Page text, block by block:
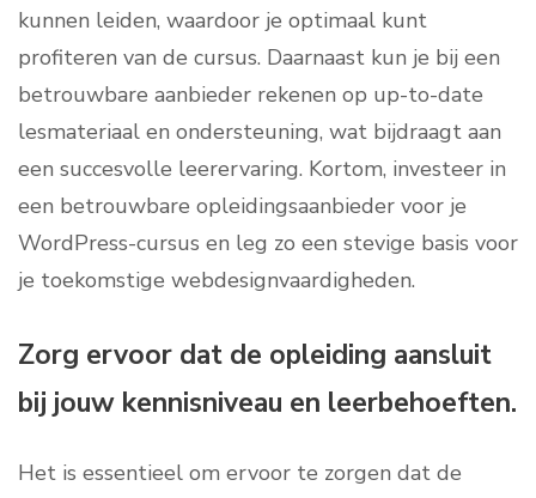
kunnen leiden, waardoor je optimaal kunt
profiteren van de cursus. Daarnaast kun je bij een
betrouwbare aanbieder rekenen op up-to-date
lesmateriaal en ondersteuning, wat bijdraagt aan
een succesvolle leerervaring. Kortom, investeer in
een betrouwbare opleidingsaanbieder voor je
WordPress-cursus en leg zo een stevige basis voor
je toekomstige webdesignvaardigheden.
Zorg ervoor dat de opleiding aansluit
bij jouw kennisniveau en leerbehoeften.
Het is essentieel om ervoor te zorgen dat de